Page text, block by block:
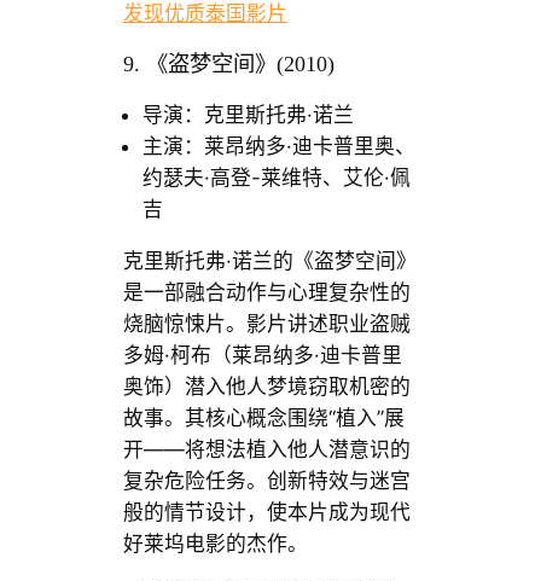
发现优质泰国影片
9. 《盗梦空间》(2010)
导演：克里斯托弗·诺兰
主演：莱昂纳多·迪卡普里奥、
约瑟夫·高登-莱维特、艾伦·佩
吉
克里斯托弗·诺兰的《盗梦空间》
是一部融合动作与心理复杂性的
烧脑惊悚片。影片讲述职业盗贼
多姆·柯布（莱昂纳多·迪卡普里
奥饰）潜入他人梦境窃取机密的
故事。其核心概念围绕“植入”展
开——将想法植入他人潜意识的
复杂危险任务。创新特效与迷宫
般的情节设计，使本片成为现代
好莱坞电影的杰作。